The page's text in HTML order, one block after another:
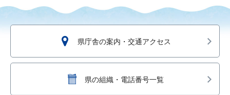
県庁舎の案内・交通アクセス
県の組織・電話番号一覧